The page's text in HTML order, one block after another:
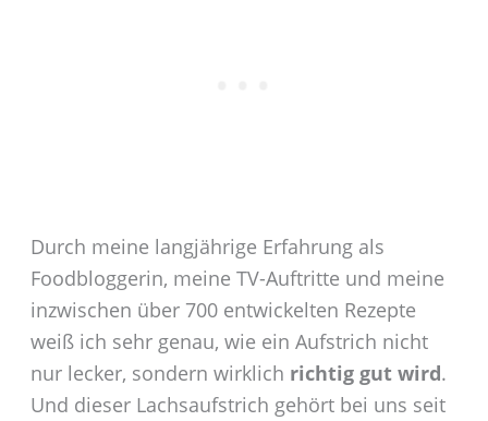
Durch meine langjährige Erfahrung als
Foodbloggerin, meine TV-Auftritte und meine
inzwischen über 700 entwickelten Rezepte
weiß ich sehr genau, wie ein Aufstrich nicht
nur lecker, sondern wirklich richtig gut wird.
Und dieser Lachsaufstrich gehört bei uns seit